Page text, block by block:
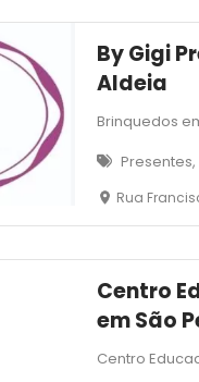
By Gigi
Aldeia
Brinquedos
Rua Francisco
Centro
em São
Centro